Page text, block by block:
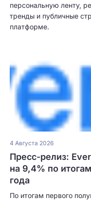
персональную ленту,
тренды и публичные
платформе.
4 Августа 2026
Пресс-релиз:
на 9,4% по
года
По итогам первого